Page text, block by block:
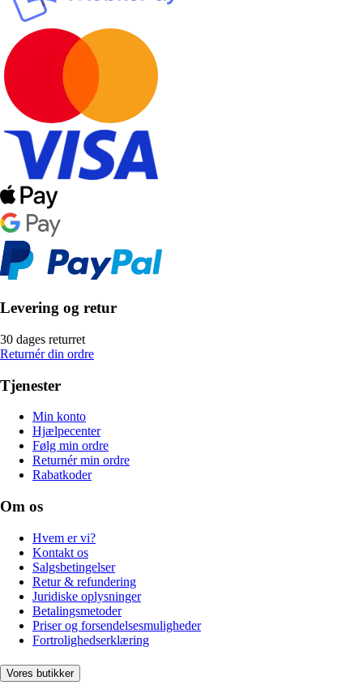
Levering og retur
30 dages returret
Returnér din ordre
Tjenester
Min konto
Hjælpecenter
Følg min ordre
Returnér min ordre
Rabatkoder
Om os
Hvem er vi?
Kontakt os
Salgsbetingelser
Retur & refundering
Juridiske oplysninger
Betalingsmetoder
Priser og forsendelsesmuligheder
Fortrolighedserklæring
Vores butikker